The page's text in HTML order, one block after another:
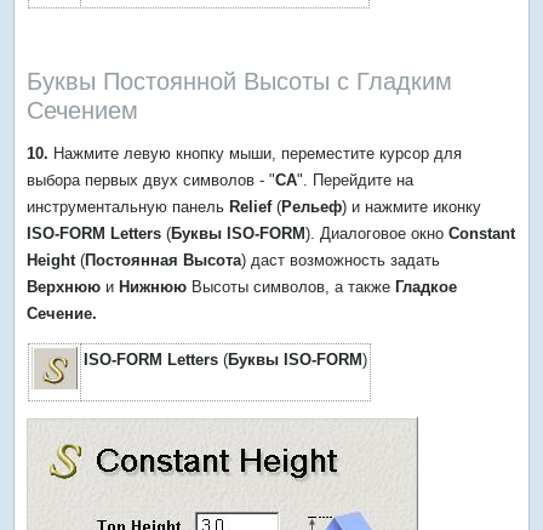
Буквы Постоянной Высоты с Гладким
Сечением
10. Нажмите левую кнопку мыши, переместите курсор для
выбора первых двух символов - "СA". Перейдите на
инструментальную панель Relief(Рельеф) и нажмите иконку
ISO-FORM Letters (Буквы ISO-FORM). Диалоговое окноConstant
Height(Постоянная Высота) даст возможность задать
Верхнюю и Нижнюю Высоты символов, а также Гладкое
Сечение.
ISO-FORM Letters (Буквы ISO-FORM)